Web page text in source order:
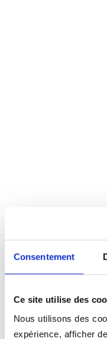
Consentement
Ce site utilise des
Nous utilisons des
expérience, afficher